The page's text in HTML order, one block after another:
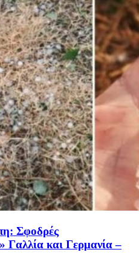
Σφοδρές
Γαλλία και Γερμανία –